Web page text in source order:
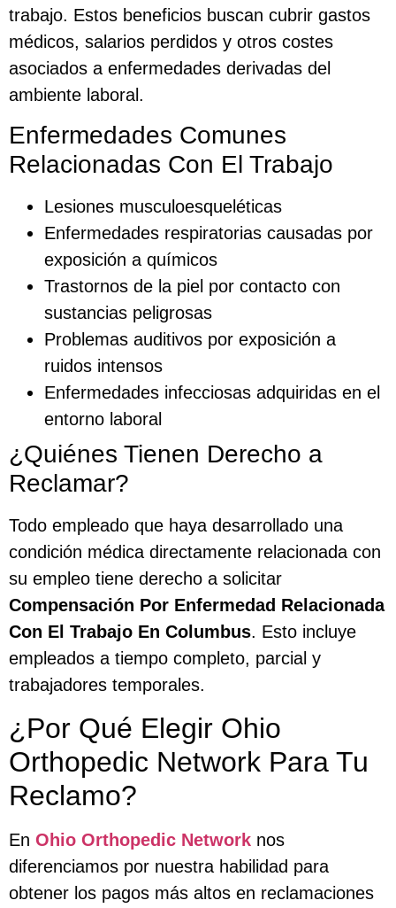
trabajo. Estos beneficios buscan cubrir gastos
médicos, salarios perdidos y otros costes
asociados a enfermedades derivadas del
ambiente laboral.
Enfermedades Comunes
Relacionadas Con El Trabajo
Lesiones musculoesqueléticas
Enfermedades respiratorias causadas por
exposición a químicos
Trastornos de la piel por contacto con
sustancias peligrosas
Problemas auditivos por exposición a
ruidos intensos
Enfermedades infecciosas adquiridas en el
entorno laboral
¿Quiénes Tienen Derecho a
Reclamar?
Todo empleado que haya desarrollado una
condición médica directamente relacionada con
su empleo tiene derecho a solicitar
Compensación Por Enfermedad Relacionada
Con El Trabajo En Columbus. Esto incluye
empleados a tiempo completo, parcial y
trabajadores temporales.
¿Por Qué Elegir Ohio
Orthopedic Network Para Tu
Reclamo?
En Ohio Orthopedic Network nos
diferenciamos por nuestra habilidad para
obtener los pagos más altos en reclamaciones